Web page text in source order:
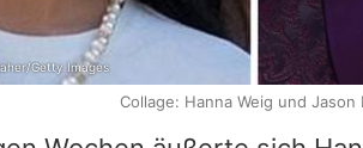
Getty Images
Collage: Hanna Weig und Jason